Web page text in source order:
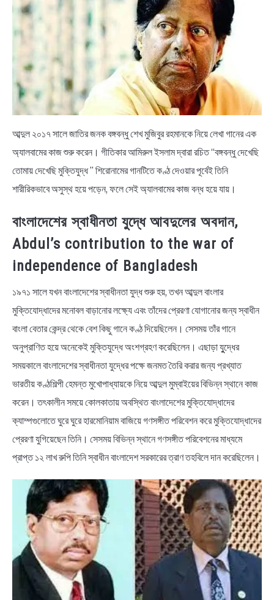
আব্দুল ২০১৭ সালে জাতির জনক বঙ্গবন্ধু শেখ মুজিবুর রহমানকে নিয়ে লেখা গানের এক
অ্যালবামের কাজ শুরু করেন। গীতিকার আমিরুল ইসলাম দ্বারা রচিত “বঙ্গবন্ধু দেখেছি
তোমায় দেখেছি মুক্তিযুদ্ধ ” শিরোনামের গানটিতে কণ্ঠ দেওয়ার পূর্বেই তিনি
শারীরিকভাবে অসুস্থ হয়ে পড়েন, ফলে সেই অ্যালবামের কাজ বন্ধ হয়ে যায়।
বাংলাদেশের স্বাধীনতা যুদ্ধে আবদুলের অবদান,
Abdul’s contribution to the war of
independence of Bangladesh
১৯৭১ সালে যখন বাংলাদেশের স্বাধীনতা যুদ্ধ শুরু হয়, তখন আব্দুল বাংলার
মুক্তিযোদ্ধাদের মনোবল বাড়ানোর লক্ষ্যে এবং তাঁদের প্রেরণা যোগানোর জন্য স্বাধীন
বাংলা বেতার কেন্দ্র থেকে বেশ কিছু গানে কণ্ঠ দিয়েছিলেন। সেসময় তাঁর গানে
অনুপ্রাণিত হয়ে অনেকেই মুক্তিযুদ্ধে অংশগ্রহণ করেছিলেন। এছাড়া যুুদ্ধের
সময়কালে বাংলাদেশের স্বাধীনতা যুদ্ধের পক্ষে জনমত তৈরি করার জন্য প্রখ্যাত
ভারতীয় কণ্ঠশিল্পী হেমন্ত মুখোপাধ্যায়কে নিয়ে আব্দুল মুম্বাইয়ের বিভিন্ন স্থানে কাজ
করেন। তৎকালীন সময়ে কোলকাতায় অবস্থিত বাংলাদেশের মুক্তিযোদ্ধাদের
ক্যাম্পগুলোতে ঘুরে ঘুরে হারমোনিয়াম বাজিয়ে গণসঙ্গীত পরিবেশন করে মুক্তিযোদ্ধাদের
প্রেরণা যুগিয়েছেন তিনি। সেসময় বিভিন্ন স্থানে গণসঙ্গীত পরিবেশনের মাধ্যমে
প্রাপ্ত ১২ লাখ রুপি তিনি স্বাধীন বাংলাদেশ সরকারের ত্রাণ তহবিলে দান করেছিলেন।